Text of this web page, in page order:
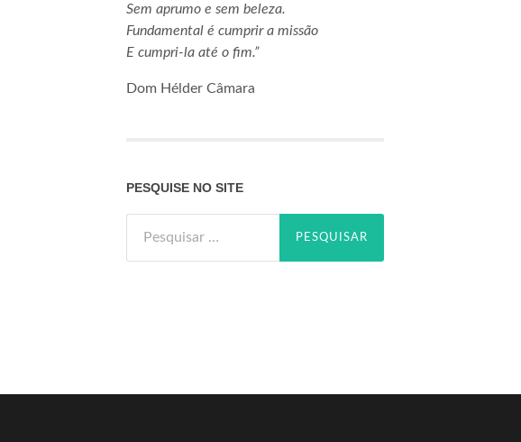
Sem aprumo e sem beleza.
Fundamental é cumprir a missão
E cumpri-la até o fim.”
Dom Hélder Câmara
PESQUISE NO SITE
por: